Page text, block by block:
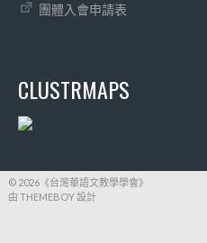
團體入會申請表
CLUSTRMAPS
© 2026《台灣華語文教學學會》
由 THEMEBOY 設計